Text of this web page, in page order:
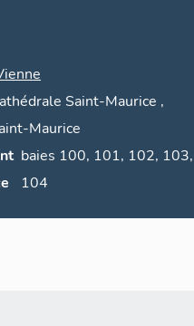
Saint-Maurice ,
Maurice
baies 100, 101, 102, 103,
104